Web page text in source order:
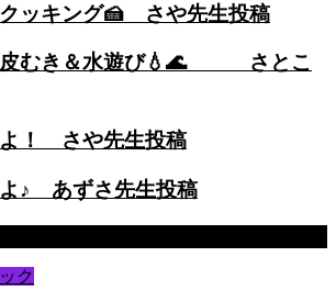
ッキング🍰 さや先生投稿
皮むき＆水遊び💧🌊 さとこ
！ さや先生投稿
♪ あずさ先生投稿
ク